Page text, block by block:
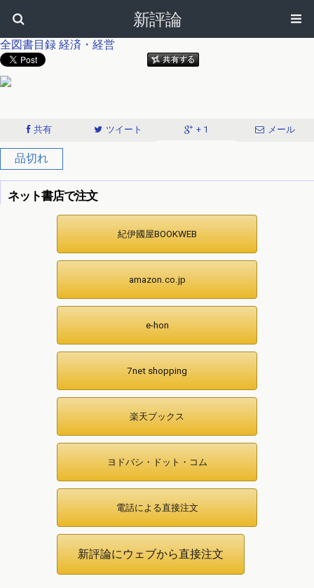
新評論
全図書目録 経済・経営
共有 ツイート + 1 メール
品切れ
ネット書店で注文
紀伊國屋BOOKWEB
amazon.co.jp
e-hon
7net shopping
楽天ブックス
ヨドバシ・ドット・コム
電話による直接注文